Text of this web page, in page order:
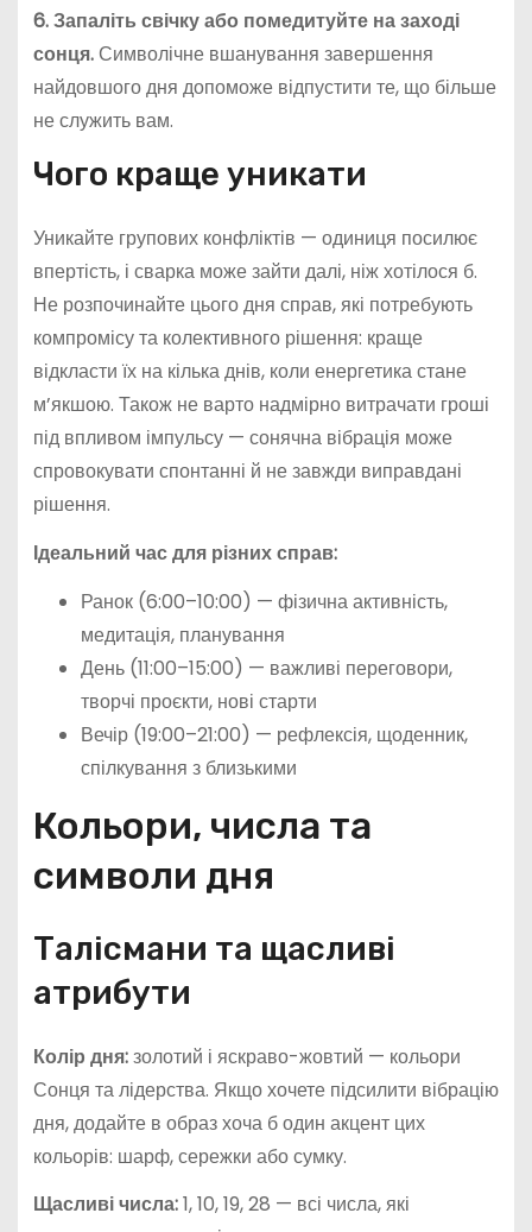
6. Запаліть свічку або помедитуйте на заході
сонця.Символічне вшанування завершення
найдовшого дня допоможе відпустити те, що більше
не служить вам.
Чого краще уникати
Уникайте групових конфліктів — одиниця посилює
впертість, і сварка може зайти далі, ніж хотілося б.
Не розпочинайте цього дня справ, які потребують
компромісу та колективного рішення: краще
відкласти їх на кілька днів, коли енергетика стане
м’якшою. Також не варто надмірно витрачати гроші
під впливом імпульсу — сонячна вібрація може
спровокувати спонтанні й не завжди виправдані
рішення.
Ідеальний час для різних справ:
Ранок (6:00–10:00) — фізична активність,
медитація, планування
День (11:00–15:00) — важливі переговори,
творчі проєкти, нові старти
Вечір (19:00–21:00) — рефлексія, щоденник,
спілкування з близькими
Кольори, числа та
символи дня
Талісмани та щасливі
атрибути
Колір дня:золотий і яскраво-жовтий — кольори
Сонця та лідерства. Якщо хочете підсилити вібрацію
дня, додайте в образ хоча б один акцент цих
кольорів: шарф, сережки або сумку.
Щасливі числа:1, 10, 19, 28 — всі числа, які